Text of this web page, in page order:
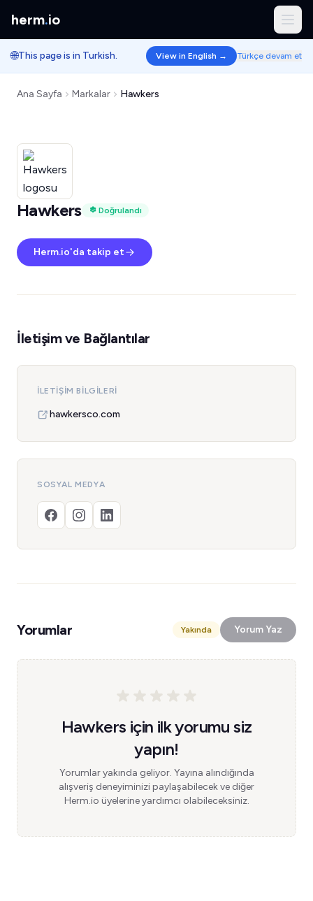
herm.io
🌐This page is in Turkish. View in English → Türkçe devam et
Ana Sayfa Markalar Hawkers
Hawkers Doğrulandı
Herm.io'da takip et
İletişim ve Bağlantılar
İLETIŞIM BILGILERI
hawkersco.com
SOSYAL MEDYA
Yorumlar Yakında Yorum Yaz
Hawkers için ilk yorumu siz
yapın!
Yorumlar yakında geliyor. Yayına alındığında
alışveriş deneyiminizi paylaşabilecek ve diğer
Herm.io üyelerine yardımcı olabileceksiniz.